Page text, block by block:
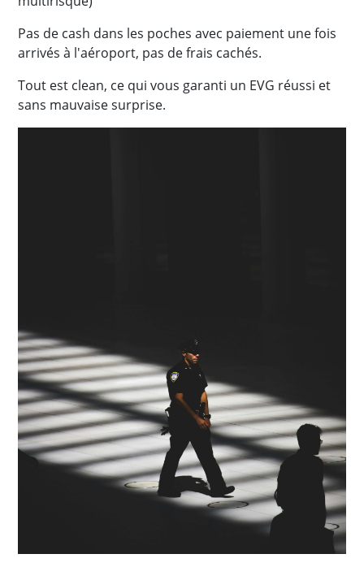
Pas de cash dans les poches avec paiement une fois
arrivés à l'aéroport, pas de frais cachés.
Tout est clean, ce qui vous garanti un EVG réussi et
sans mauvaise surprise.